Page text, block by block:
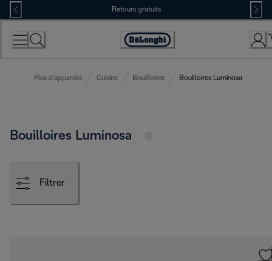
Skip
to
Content
Retours gratuits
Déclaration
Plus d'appareils Cuisine Bouilloires Bouilloires Luminosa
Bouilloires Luminosa
Filtrer